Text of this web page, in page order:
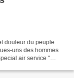
douleur du peuple
uns des hommes
air service "